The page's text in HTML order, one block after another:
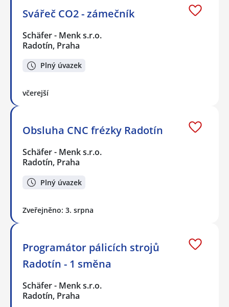
Svářeč CO2 - zámečník
Schäfer - Menk s.r.o.
Radotín, Praha
Plný úvazek
včerejší
Obsluha CNC frézky Radotín
Schäfer - Menk s.r.o.
Radotín, Praha
Plný úvazek
Zveřejněno: 3. srpna
Programátor pálicích strojů
Radotín - 1 směna
Schäfer - Menk s.r.o.
Radotín, Praha